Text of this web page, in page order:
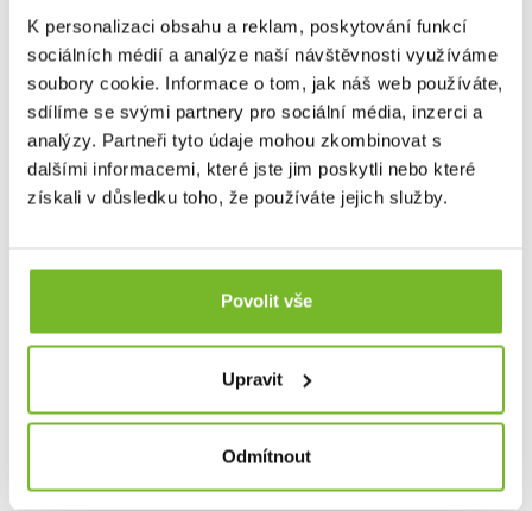
K personalizaci obsahu a reklam, poskytování funkcí
sociálních médií a analýze naší návštěvnosti využíváme
soubory cookie. Informace o tom, jak náš web používáte,
sdílíme se svými partnery pro sociální média, inzerci a
analýzy. Partneři tyto údaje mohou zkombinovat s
dalšími informacemi, které jste jim poskytli nebo které
získali v důsledku toho, že používáte jejich služby.
Povolit vše
Upravit
Odmítnout